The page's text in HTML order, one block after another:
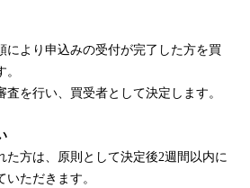
より申込みの受付が完了した方を買
を行い、買受者として決定します。
方は、原則として決定後2週間以内に
ただきます。